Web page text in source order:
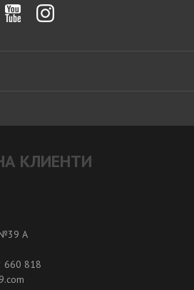
КЛИЕНТИ
№39 A
660 818